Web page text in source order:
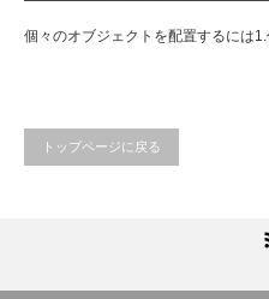
個々のオブジェクトを配置するには
トップページに戻る